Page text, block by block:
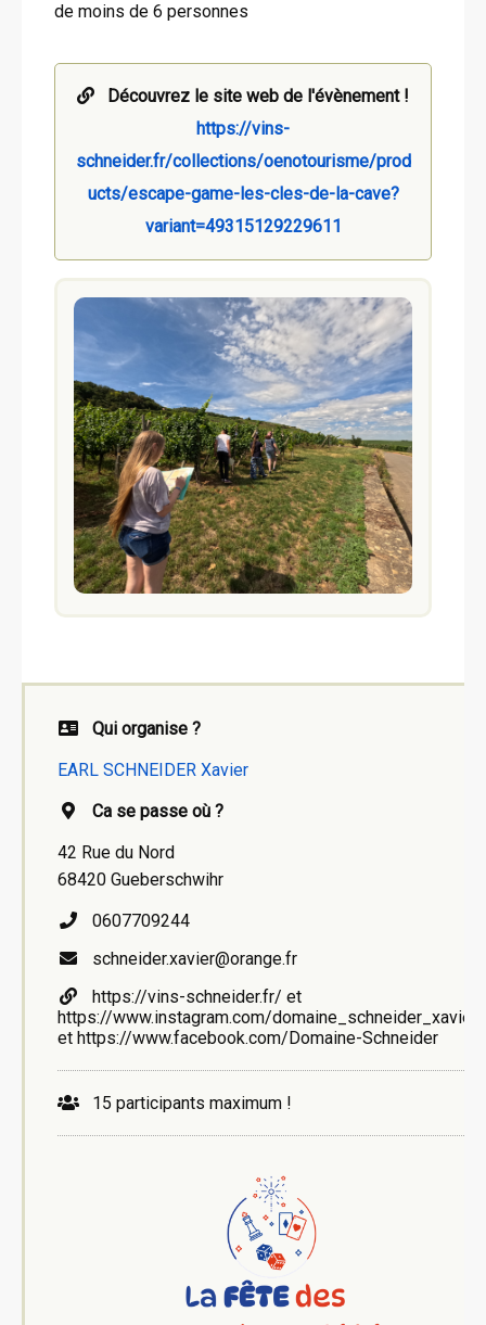
de moins de 6 personnes
Découvrez le site web de l'évènement !
https://vins-
schneider.fr/collections/oenotourisme/prod
ucts/escape-game-les-cles-de-la-cave?
variant=49315129229611
Qui organise ?
EARL SCHNEIDER Xavier
Ca se passe où ?
42 Rue du Nord
68420 Gueberschwihr
0607709244
schneider.xavier@orange.fr
https://vins-schneider.fr/ et
https://www.instagram.com/domaine_schneider_xavier
et https://www.facebook.com/Domaine-Schneider
15 participants maximum !